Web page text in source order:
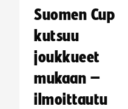
Suomen Cup
kutsuu
joukkueet
mukaan –
ilmoittautu